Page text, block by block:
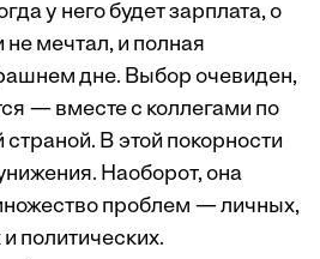
у него будет зарплата, о
не мечтал, и полная
дне. Выбор очевиден,
— вместе с коллегами по
страной. В этой покорности
Наоборот, она
проблем — личных,
политических.